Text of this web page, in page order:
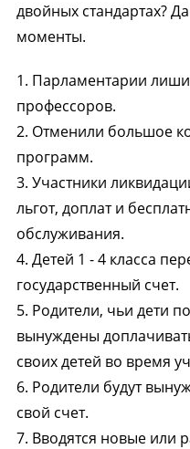
двойных стандартах?
моменты.
1. Парламентарии
профессоров.
2. Отменили большое
программ.
3. Участники
льгот, доплат и
обслуживания.
4. Детей 1 - 4 класса
государственный счет.
5. Родители, чьи дети
вынуждены
своих детей во время
6. Родители будут
свой счет.
7. Вводятся новые или